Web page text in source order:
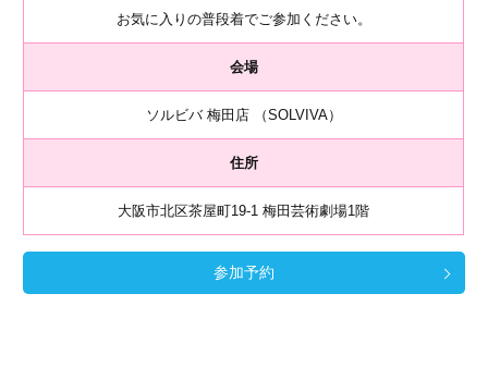
お気に入りの普段着でご参加ください。
会場
ソルビバ 梅田店 （SOLVIVA）
住所
大阪市北区茶屋町19-1 梅田芸術劇場1階
参加予約